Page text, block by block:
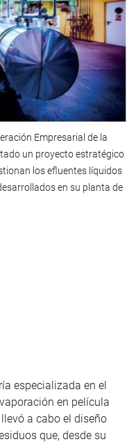
Empresarial de la
un proyecto estratégico
los efluentes líquidos
en su planta de
especializada en el
en película
a cabo el diseño
que, desde su